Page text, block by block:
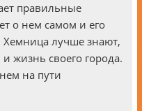
правильные
о нем самом и его
Хемница лучше знают,
жизнь своего ​​города.
на пути